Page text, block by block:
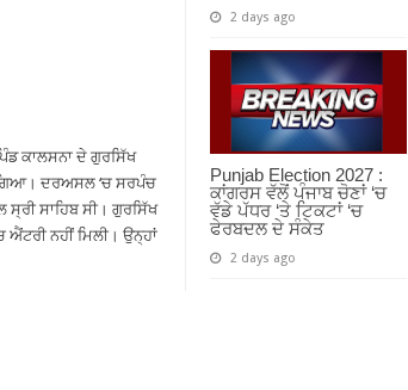
2 days ago
Punjab Election 2027 :
ਕਾਂਗਰਸ ਵੱਲੋਂ ਪੰਜਾਬ ਚੋਣਾਂ ‘ਚ
ਵੱਡੇ ਪੱਧਰ ‘ਤੇ ਟਿਕਟਾਂ ‘ਚ
ਫੇਰਬਦਲ ਦੇ ਸੰਕੇਤ
2 days ago
ਕਾਲਸਨਾ ਦੇ ਗੁਰਸਿੱਖ
ਗਿਆ। ਦਰਅਸਲ ‘ਚ ਸਰਪੰਚ
ਸਾਹਿਬ ਸੀ। ਗੁਰਸਿੱਖ
ਐਂਟਰੀ ਨਹੀਂ ਮਿਲੀ। ਉਨ੍ਹਾਂ